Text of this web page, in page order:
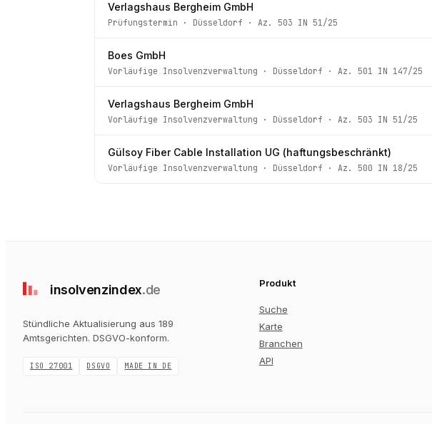
Verlagshaus Bergheim GmbH
Prüfungstermin · Düsseldorf · Az. 503 IN 51/25
Boes GmbH
Vorläufige Insolvenzverwaltung · Düsseldorf · Az. 501 IN 147/25
Verlagshaus Bergheim GmbH
Vorläufige Insolvenzverwaltung · Düsseldorf · Az. 503 IN 51/25
Gülsoy Fiber Cable Installation UG (haftungsbeschränkt)
Vorläufige Insolvenzverwaltung · Düsseldorf · Az. 500 IN 18/25
insolvenzindex.de
Stündliche Aktualisierung aus 189
Amtsgerichten. DSGVO-konform.
ISO 27001 DSGVO MADE IN DE
Produkt
Suche
Karte
Branchen
API